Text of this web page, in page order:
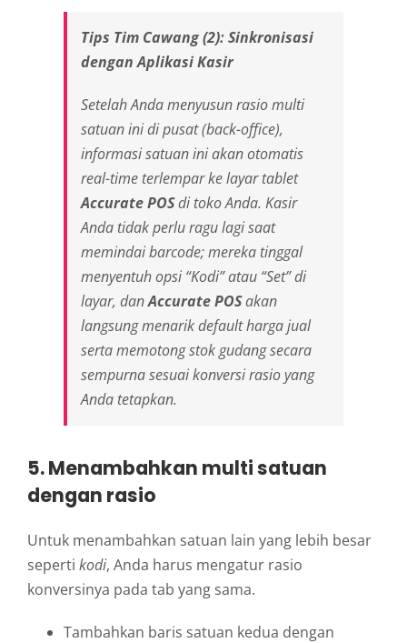
Tips Tim Cawang (2): Sinkronisasi
dengan Aplikasi Kasir
Setelah Anda menyusun rasio multi
satuan ini di pusat (back-office),
informasi satuan ini akan otomatis
real-time terlempar ke layar tablet
Accurate POSdi toko Anda. Kasir
Anda tidak perlu ragu lagi saat
memindaibarcode; mereka tinggal
menyentuh opsi “Kodi” atau “Set” di
layar, danAccurate POSakan
langsung menarikdefaultharga jual
serta memotong stok gudang secara
sempurna sesuai konversi rasio yang
Anda tetapkan.
5. Menambahkan multi satuan
dengan rasio
Untuk menambahkan satuan lain yang lebih besar
seperti kodi, Anda harus mengatur rasio
konversinya pada tab yang sama.
Tambahkan baris satuan kedua dengan